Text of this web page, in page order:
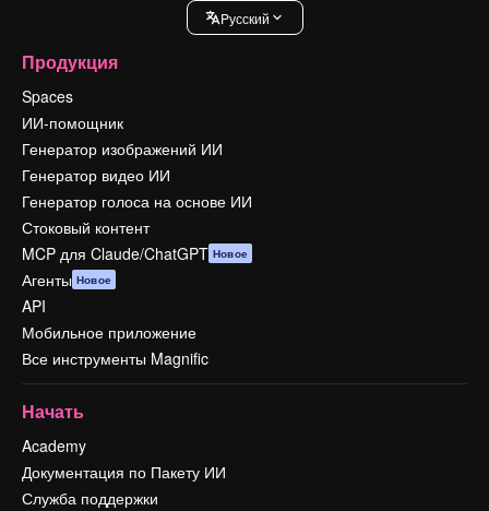
Pусский
Продукция
Spaces
ИИ-помощник
Генератор изображений ИИ
Генератор видео ИИ
Генератор голоса на основе ИИ
Стоковый контент
MCP для Claude/ChatGPT Новое
Агенты Новое
API
Мобильное приложение
Все инструменты Magnific
Начать
Academy
Документация по Пакету ИИ
Служба поддержки